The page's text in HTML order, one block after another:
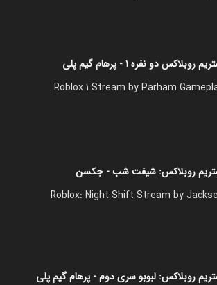
روبلاکس دو نفره ۱ - پرهام گیم پلی
Roblox 1 Stream by Parham
روبلاکس: شیفت شب - جکسن
Roblox: Night Shift Stream by
روبلاکس: لبوبو سری دوم - پرهام گیم پلی